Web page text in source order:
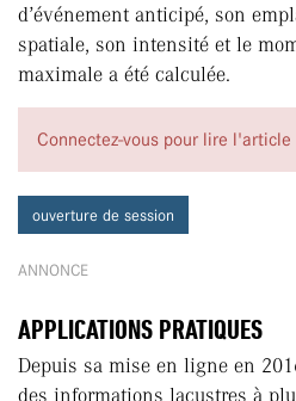
d’événement anticipé, son
spatiale, son intensité et le
maximale a été calculée.
Connectez-vous pour lire l'article
ouverture de session
ANNONCE
APPLICATIONS PRATIQUES
Depuis sa mise en ligne en
des informations lacustres à